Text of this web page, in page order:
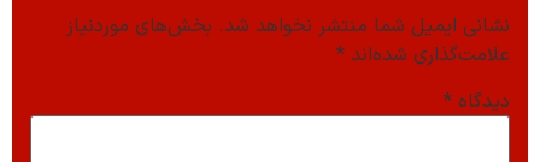
نشانی ایمیل شما منتشر نخواهد شد. بخش‌های موردنیاز
علامت‌گذاری شده‌اند *
دیدگاه *